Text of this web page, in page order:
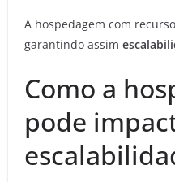
A hospedagem com
garantindo assim
Como a
pode